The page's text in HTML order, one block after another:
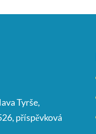
Tyrše,
příspěvková